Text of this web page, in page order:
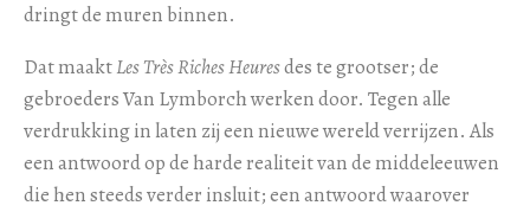
dringt de muren binnen.
Dat maaktLes Très Riches Heuresdes te grootser; de
gebroeders Van Lymborch werken door. Tegen alle
verdrukking in laten zij een nieuwe wereld verrijzen. Als
een antwoord op de harde realiteit van de middeleeuwen
die hen steeds verder insluit; een antwoord waarover